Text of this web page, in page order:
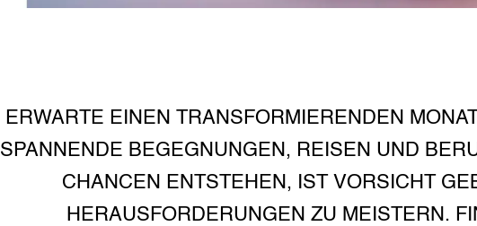
ERWARTE EINEN TRANSFORMIERENDEN
SPANNENDE BEGEGNUNGEN, REISEN UND
CHANCEN ENTSTEHEN, IST VORSICHT
HERAUSFORDERUNGEN ZU MEISTERN.